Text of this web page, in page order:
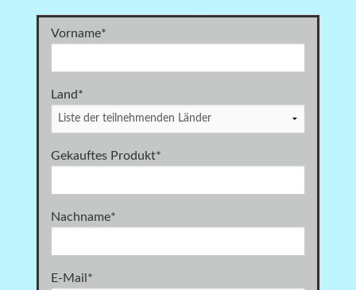
Vorname*
Land*
Gekauftes Produkt*
Nachname*
E-Mail *